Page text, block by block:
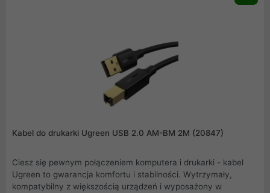
Kabel do drukarki Ugreen USB 2.0 AM-BM 2M (20847)
Ciesz się pewnym połączeniem komputera i drukarki - kabel
Ugreen to gwarancja komfortu i stabilności. Wytrzymały,
kompatybilny z większością urządzeń i wyposażony w